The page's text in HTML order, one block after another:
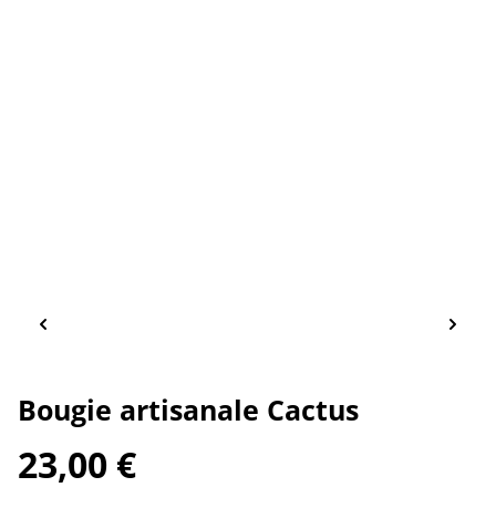
Bougie artisanale Cactus
23,00 €